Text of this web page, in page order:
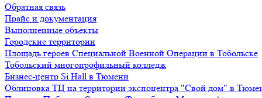
Обратная связь
Прайс и документация
Выполненные объекты
Городские территории
Площадь героев Специальной Военной Операции в Тобольске
Тобольский многопрофильный колледж
Бизнес-центр Si Hall в Тюмени
Облицовка ТЦ на территории экспоцентра "Свой дом" в